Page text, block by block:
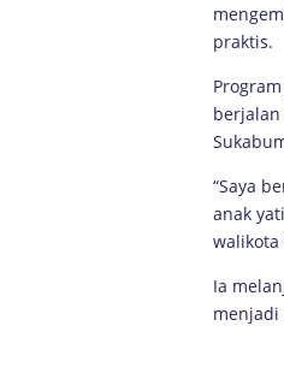
praktis.
berjalan
“Saya
anak
walikota
Ia
menjadi